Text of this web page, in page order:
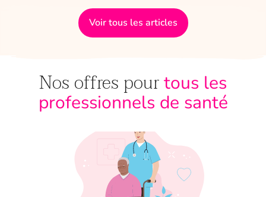
Voir tous les articles
Nos offres pourtous les
professionnels de santé